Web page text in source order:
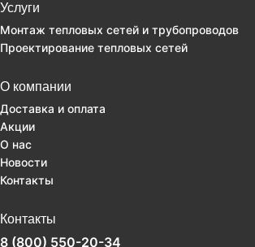
Услуги
Монтаж тепловых сетей и трубопроводов
Проектирование тепловых сетей
О компании
Доставка и оплата
Акции
О нас
Новости
Контакты
Контакты
8 (800) 550-20-34